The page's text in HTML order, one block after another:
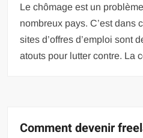
Le chômage est un
nombreux pays. C’est dans
sites d’offres d’emploi sont
atouts pour lutter contre. La
Comment devenir